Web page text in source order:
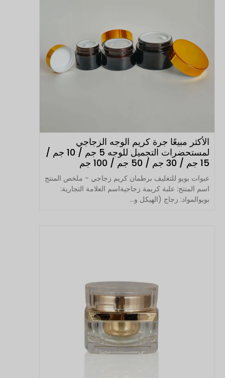
الأكثر مبيعًا جرة كريم الوجه الزجاجي
لمستحضرات التجميل للوجه 5 جم / 10 جم /
15 جم / 30 جم / 50 جم / 100 جم
عبوات بويو للتغليف برطمان كريم زجاجي - ملخص المنتج
اسم المنتج: علبة كريمة زجاجيةاسم العلامة التجارية:
بويوالمواد: زجاج (الهيكل و...